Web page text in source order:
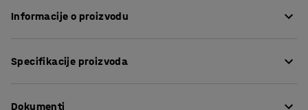
Informacije o proizvodu
metalna, plastificirana. Stezaljka je dizajnirana za brzo
Specifikacije proizvoda
Dokumenti